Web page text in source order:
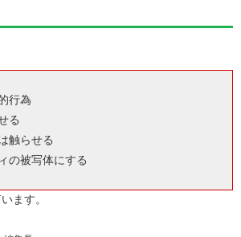
行為
る
触らせる
の被写体にする
ます。